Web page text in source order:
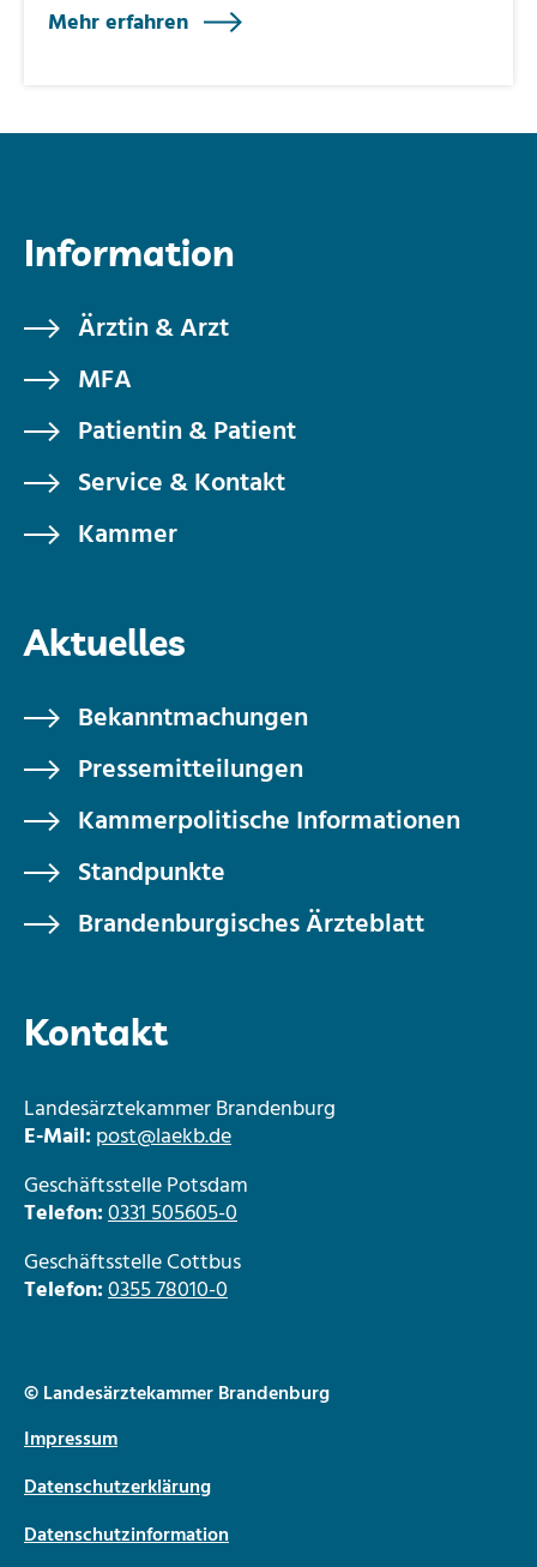
Mehr erfahren
Information
Ärztin & Arzt
MFA
Patientin & Patient
Service & Kontakt
Kammer
Aktuelles
Bekanntmachungen
Pressemitteilungen
Kammerpolitische Informationen
Standpunkte
Brandenburgisches Ärzteblatt
Kontakt
Landesärztekammer Brandenburg
E-Mail:post@laekb.de
Geschäftsstelle Potsdam
Telefon:0331 505605-0
Geschäftsstelle Cottbus
Telefon:0355 78010-0
© Landesärztekammer Brandenburg
Impressum
Datenschutzerklärung
Datenschutzinformation